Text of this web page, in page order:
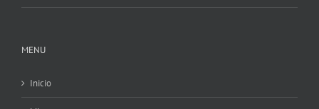
MENU
Inicio